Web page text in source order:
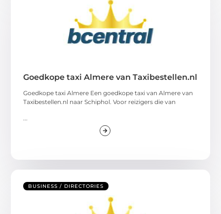
Goedkope taxi Almere van Taxibestellen.nl
Goedkope taxi Almere Een goedkope taxi van Almere van
Taxibestellen.nl naar Schiphol. Voor reizigers die van
BUSINESS / DIRECTORIES